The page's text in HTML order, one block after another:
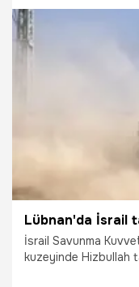
Kozmonotlar Sergey
tahliye prosedürlerine
İsrail Savunma
kuzeyinde Hizbullah